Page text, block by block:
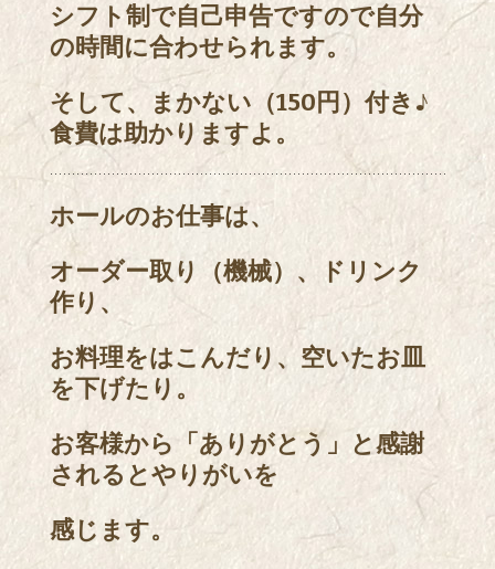
シフト制で自己申告ですので自分
の時間に合わせられます。
そして、まかない（150円）付き♪
食費は助かりますよ。
ホールのお仕事は、
オーダー取り（機械）、ドリンク
作り、
お料理をはこんだり、空いたお皿
を下げたり。
お客様から「ありがとう」と感謝
されるとやりがいを
感じます。